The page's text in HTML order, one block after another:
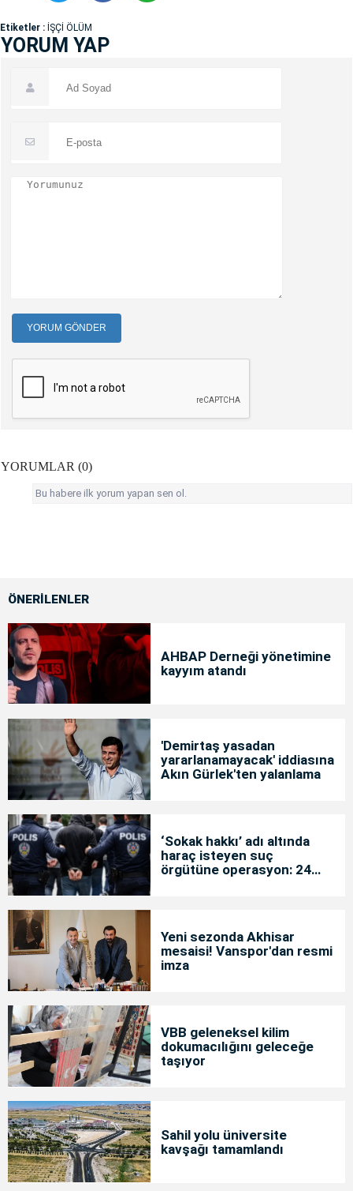
Etiketler : İŞÇİ ÖLÜM
YORUM YAP
YORUM GÖNDER
YORUMLAR (0)
Bu habere ilk yorum yapan sen ol.
ÖNERİLENLER
AHBAP Derneği yönetimine
kayyım atandı
'Demirtaş yasadan
yararlanamayacak' iddiasına
Akın Gürlek'ten yalanlama
‘Sokak hakkı’ adı altında
haraç isteyen suç
örgütüne operasyon: 24
Yeni sezonda Akhisar
mesaisi! Vanspor'dan resmi
imza
VBB geleneksel kilim
dokumacılığını geleceğe
taşıyor
Sahil yolu üniversite
kavşağı tamamlandı